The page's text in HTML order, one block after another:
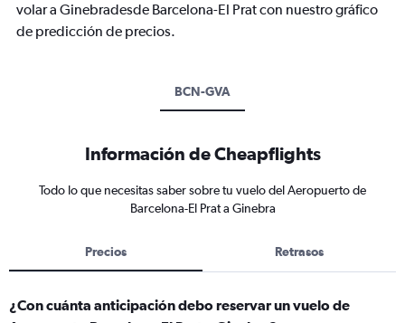
volar a Ginebradesde Barcelona-El Prat con nuestro gráfico
de predicción de precios.
BCN-GVA
Información de Cheapflights
Todo lo que necesitas saber sobre tu vuelo del Aeropuerto de
Barcelona-El Prat a Ginebra
Precios Retrasos
¿Con cuánta anticipación debo reservar un vuelo de